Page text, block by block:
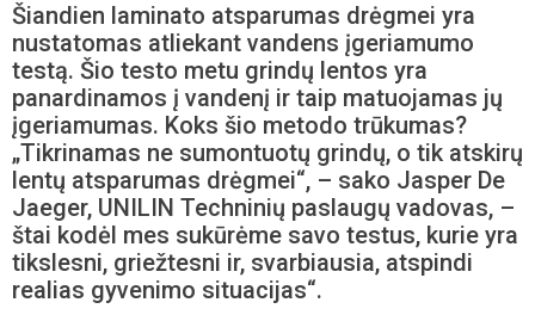
Šiandien laminato atsparumas drėgmei yra
nustatomas atliekant vandens įgeriamumo
testą. Šio testo metu grindų lentos yra
panardinamos į vandenį ir taip matuojamas jų
įgeriamumas. Koks šio metodo trūkumas?
„Tikrinamas ne sumontuotų grindų, o tik atskirų
lentų atsparumas drėgmei“, – sako Jasper De
Jaeger, UNILIN Techninių paslaugų vadovas, –
štai kodėl mes sukūrėme savo testus, kurie yra
tikslesni, griežtesni ir, svarbiausia, atspindi
realias gyvenimo situacijas“.